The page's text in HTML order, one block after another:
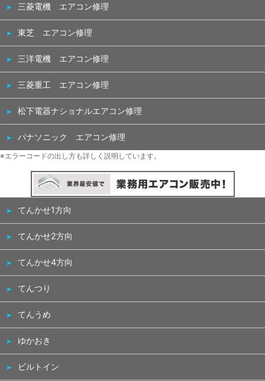
三菱電機 エアコン修理
東芝 エアコン修理
三洋電機 エアコン修理
三菱重工 エアコン修理
松下電器ナショナルエアコン修理
パナソニック エアコン修理
※エラーコードの出し方も詳しく説明しています。
てんかせ1方向
てんかせ2方向
てんかせ4方向
てんつり
てんうめ
ゆかおき
ビルトイン